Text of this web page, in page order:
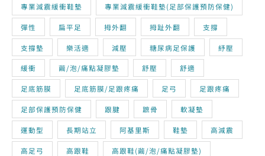
專業減震緩衝鞋墊 專業減震緩衝鞋墊(足部保護預防保健)
彈性 扁平足 拇外翻 拇趾外翻 支撐
支撐墊 樂活適 減壓 糖尿病足保護 紓壓
緩衝 繭/泡/痛點凝膠墊 舒壓 舒適
足底筋膜 足底筋膜/足跟疼痛 足弓 足跟疼痛
足部保護預防保健 跟腱 蹠骨 軟凝墊
運動型 長期站立 阿基里斯 鞋墊 高減震
高足弓 高跟鞋 高跟鞋(繭/泡/痛點凝膠墊)